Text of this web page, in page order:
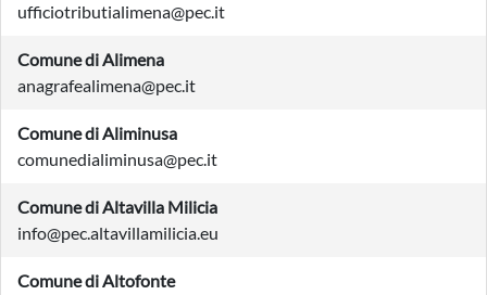
ufficiotributialimena@pec.it
Comune di Alimena
anagrafealimena@pec.it
Comune di Aliminusa
comunedialiminusa@pec.it
Comune di Altavilla Milicia
info@pec.altavillamilicia.eu
Comune di Altofonte